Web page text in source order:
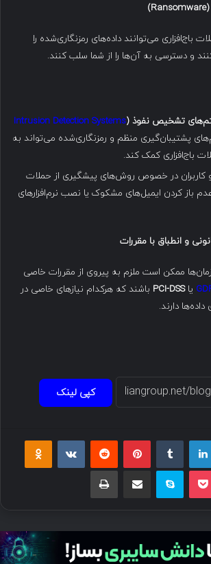
(Ransomware)
باج‌افزاری می‌توانند داده‌های رمزنگاری‌شده را
و دسترسی به آن‌ها را از شما سلب کنند.
تشخیص نفوذ (
Intrusion Detection Systems
پشتیبان‌گیری منظم و رمزنگاری‌شده می‌تواند به
باج‌افزاری کمک کند.
کاربران در خصوص روش‌های پیشگیری از حملات
عدم باز کردن ایمیل‌های مشکوک یا نصب نرم‌افزارهای
و انطباق با مقررات
ممکن است ملزم به پیروی از مقررات خاصی
یاPCI-DSS باشند که هرکدام نیازهای خاصی در
دارند.
کپی لینک
لینکداین پینتریست
پاکت اسکایپ چاپ